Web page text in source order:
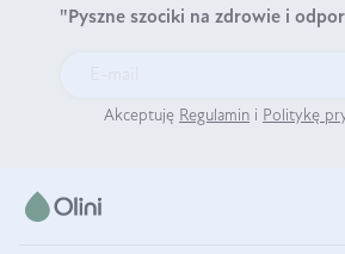
"Pyszne szociki na zdrowie i
Akceptuję Regulamin i Politykę